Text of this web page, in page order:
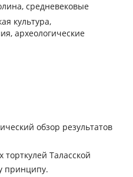
средневековые
культура,
археологические
обзор результатов
Таласской
принципу.